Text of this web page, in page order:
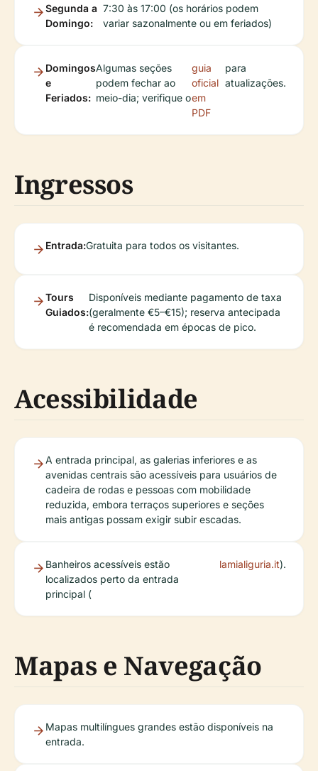
Segunda a
Domingo:
7:30 às 17:00 (os horários podem
variar sazonalmente ou em feriados)
Domingos
e
Feriados:
Algumas seções
podem fechar ao
meio-dia; verifique o
guia
oficial
em
PDF
para
atualizações.
Ingressos
Entrada:Gratuita para todos os visitantes.
Tours
Guiados:
Disponíveis mediante pagamento de taxa
(geralmente €5–€15); reserva antecipada
é recomendada em épocas de pico.
Acessibilidade
A entrada principal, as galerias inferiores e as
avenidas centrais são acessíveis para usuários de
cadeira de rodas e pessoas com mobilidade
reduzida, embora terraços superiores e seções
mais antigas possam exigir subir escadas.
Banheiros acessíveis estão
localizados perto da entrada
principal (
lamialiguria.it).
Mapas e Navegação
Mapas multilíngues grandes estão disponíveis na
entrada.